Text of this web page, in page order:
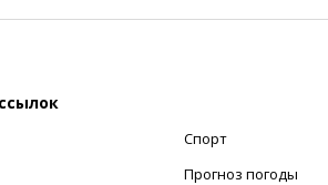
Спорт
Прогноз погоды